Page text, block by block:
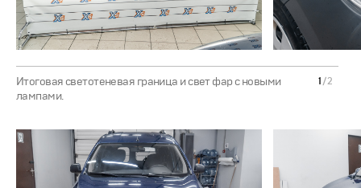
1 /2
Итоговая светотеневая граница и свет фар с новыми
лампами.